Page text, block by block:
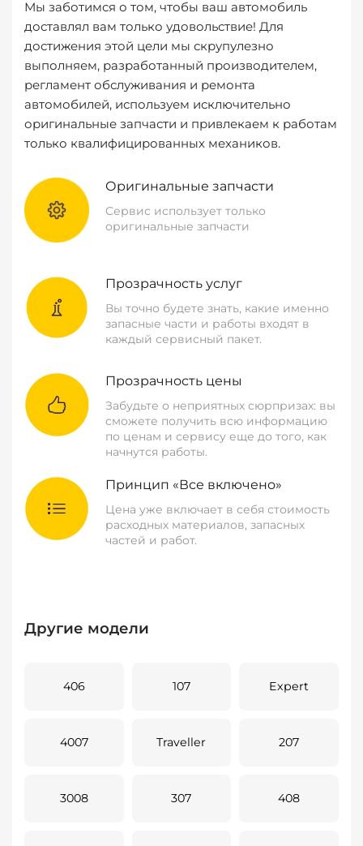
Мы заботимся о том, чтобы ваш автомобиль
доставлял вам только удовольствие! Для
достижения этой цели мы скрупулезно
выполняем, разработанный производителем,
регламент обслуживания и ремонта
автомобилей, используем исключительно
оригинальные запчасти и привлекаем к работам
только квалифицированных механиков.
Оригинальные запчасти
Сервис использует только
оригинальные запчасти
Прозрачность услуг
Вы точно будете знать, какие именно
запасные части и работы входят в
каждый сервисный пакет.
Прозрачность цены
Забудьте о неприятных сюрпризах: вы
сможете получить всю информацию
по ценам и сервису еще до того, как
начнутся работы.
Принцип «Все включено»
Цена уже включает в себя стоимость
расходных материалов, запасных
частей и работ.
Другие модели
406 107 Expert
4007 Traveller 207
3008 307 408